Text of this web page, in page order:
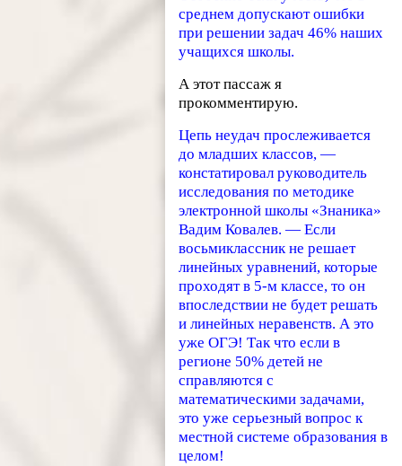
среднем допускают ошибки
при решении задач 46% наших
учащихся школы.
А этот пассаж я
прокомментирую.
Цепь неудач прослеживается
до младших классов, —
констатировал руководитель
исследования по методике
электронной школы «Знаника»
Вадим Ковалев. — Если
восьмиклассник не решает
линейных уравнений, которые
проходят в 5-м классе, то он
впоследствии не будет решать
и линейных неравенств. А это
уже ОГЭ! Так что если в
регионе 50% детей не
справляются с
математическими задачами,
это уже серьезный вопрос к
местной системе образования в
целом!